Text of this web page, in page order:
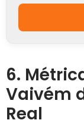
6.
Vaivém
Real